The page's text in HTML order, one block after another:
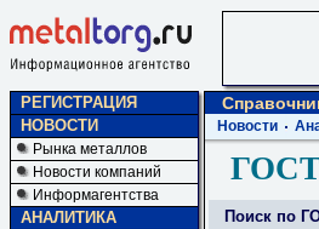
РЕГИСТРАЦИЯ
НОВОСТИ
Рынка металлов
Новости компаний
Информагентства
АНАЛИТИКА
Новости
Поиск по